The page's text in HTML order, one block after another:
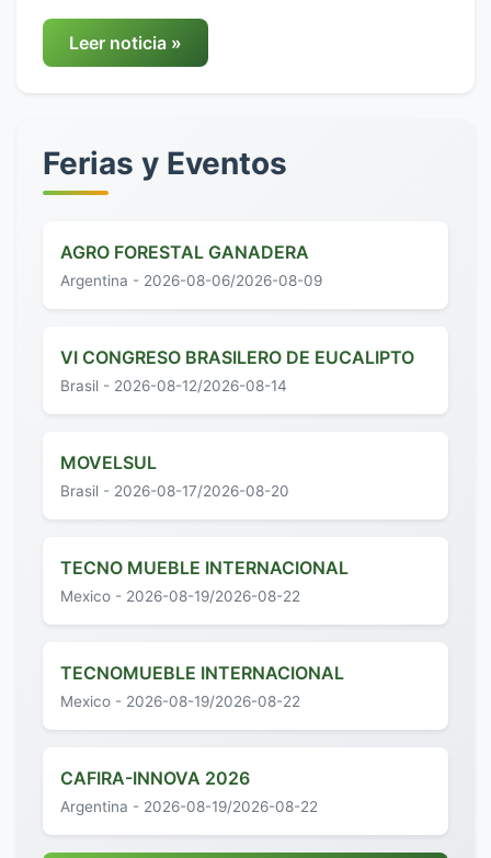
Leer noticia »
Ferias y Eventos
AGRO FORESTAL GANADERA
Argentina - 2026-08-06/2026-08-09
VI CONGRESO BRASILERO DE EUCALIPTO
Brasil - 2026-08-12/2026-08-14
MOVELSUL
Brasil - 2026-08-17/2026-08-20
TECNO MUEBLE INTERNACIONAL
Mexico - 2026-08-19/2026-08-22
TECNOMUEBLE INTERNACIONAL
Mexico - 2026-08-19/2026-08-22
CAFIRA-INNOVA 2026
Argentina - 2026-08-19/2026-08-22